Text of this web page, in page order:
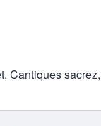
Cantiques